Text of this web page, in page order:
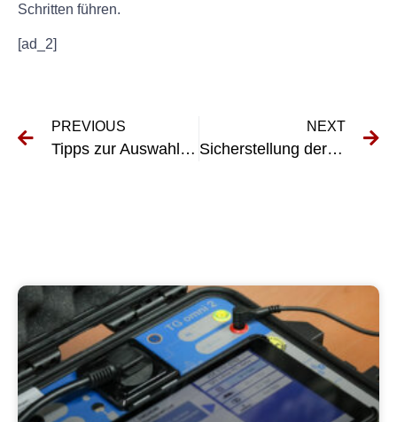
Schritten führen.
[ad_2]
PREVIOUS
Tipps zur Auswahl eines qualifizierten Fachmanns für elektrische Prüfungen nach DGUV V3
NEXT
Sicherstellung der Einhaltung der UVV Prüfung Fuhrpark-Vorschriften in Ihrem Flottenbetrieb